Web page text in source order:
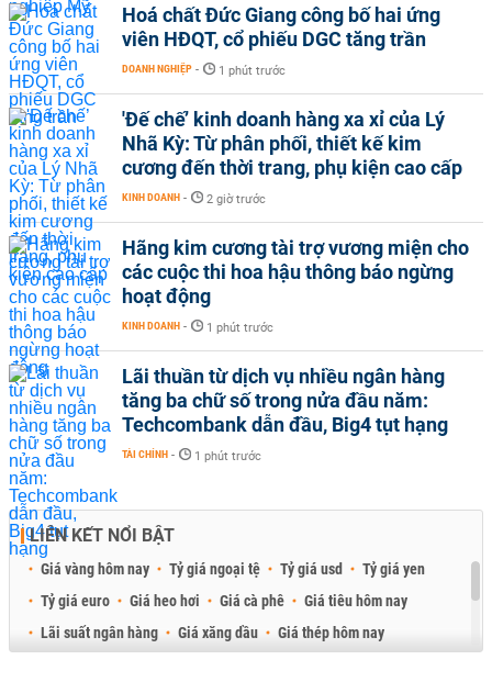
Hoá chất Đức Giang công bố hai ứng
viên HĐQT, cổ phiếu DGC tăng trần
DOANH NGHIỆP - 1 phút trước
'Đế chế’ kinh doanh hàng xa xỉ của Lý
Nhã Kỳ: Từ phân phối, thiết kế kim
cương đến thời trang, phụ kiện cao cấp
KINH DOANH - 2 giờ trước
Hãng kim cương tài trợ vương miện cho
các cuộc thi hoa hậu thông báo ngừng
hoạt động
KINH DOANH - 1 phút trước
Lãi thuần từ dịch vụ nhiều ngân hàng
tăng ba chữ số trong nửa đầu năm:
Techcombank dẫn đầu, Big4 tụt hạng
TÀI CHÍNH - 1 phút trước
LIÊN KẾT NỔI BẬT
Giá vàng hôm nay Tỷ giá ngoại tệ Tỷ giá usd
Tỷ giá yen
Tỷ giá euro
Giá heo hơi Giá cà phê
Giá tiêu hôm nay
Lãi suất ngân hàng
Giá xăng dầu
Giá thép hôm nay